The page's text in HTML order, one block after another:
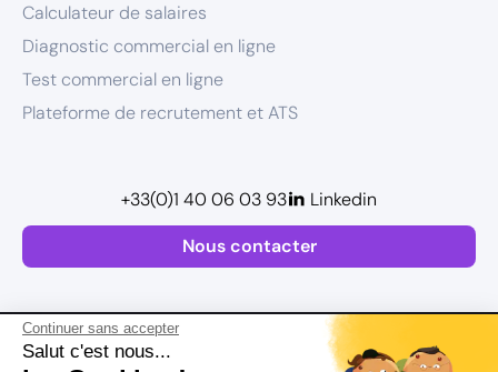
Continuer sans accepter
Salut c'est nous...
Calculateur de salaires
Diagnostic commercial en ligne
Test commercial en ligne
Plateforme de recrutement et ATS
Nous contacter
+33(0)1 40 06 03 93 Linkedin